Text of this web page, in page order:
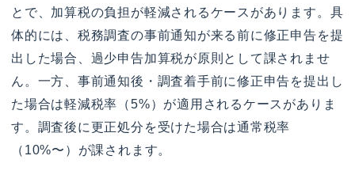
とで、加算税の負担が軽減されるケースがあります。具
体的には、税務調査の事前通知が来る前に修正申告を提
出した場合、過少申告加算税が原則として課されませ
ん。一方、事前通知後・調査着手前に修正申告を提出し
た場合は軽減税率（5%）が適用されるケースがありま
す。調査後に更正処分を受けた場合は通常税率
（10%〜）が課されます。